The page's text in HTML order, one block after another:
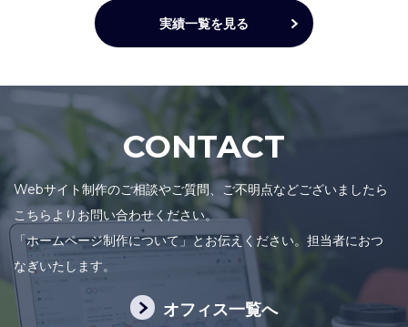
実績一覧を見る
CONTACT
Webサイト制作のご相談やご質問、ご不明点などございましたら
こちらよりお問い合わせください。
「ホームページ制作について」とお伝えください。担当者におつ
なぎいたします。
オフィス一覧へ